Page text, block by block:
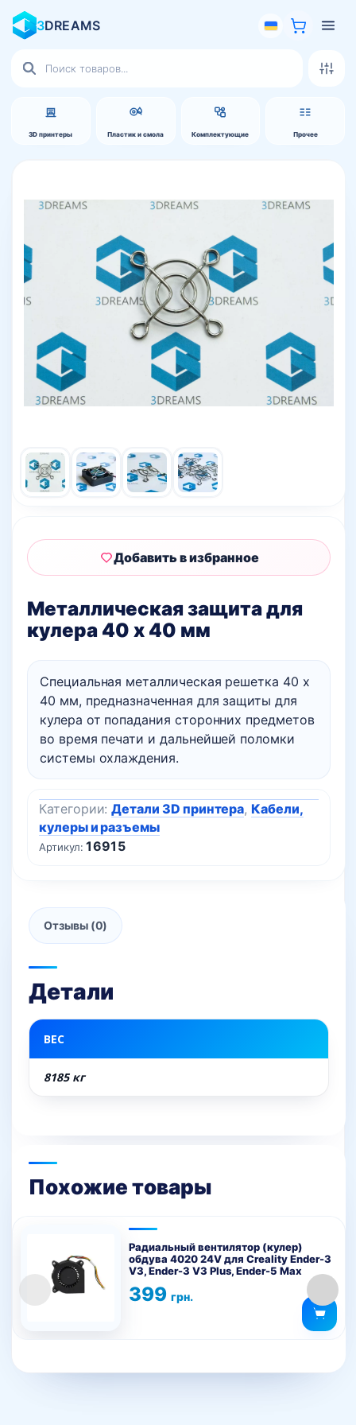
3DREAMS
3D принтеры Пластик и смола Комплектующие Прочее
товаров
Металлическая защита для
кулера 40 х 40 мм
Специальная металлическая решетка 40 х
40 мм, предназначенная для защиты для
кулера от попадания сторонних предметов
во время печати и дальнейшей поломки
системы охлаждения.
Добавить в избранное
Артикул:16915
Категории:Детали 3D принтера,Кабели,
кулеры и разъемы
Отзывы (0)
Детали
ВЕС
8185 кг
Похожие товары
Радиальный вентилятор (кулер)
обдува 4020 24V для Creality Ender-3
V3, Ender-3 V3 Plus, Ender-5 Max
399 грн.